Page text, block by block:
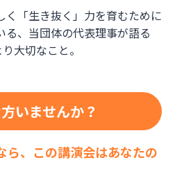
く「生き抜く」力を育むために
る、当団体の代表理事が語る
大切なこと。
いませんか？
ら、この講演会はあなたの